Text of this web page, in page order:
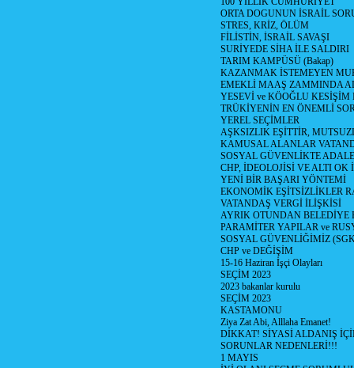
ORTA DOGUNUN İSRAİL
STRES, KRİZ, ÖLÜM
FİLİSTİN, İSRAİL SAVAŞI
SURİYEDE SİHA İLE SALDIRI
TARIM KAMPÜSÜ (Bakap)
KAZANMAK İSTEMEYEN
EMEKLİ MAAŞ ZAMMINDA
YESEVİ ve KÖOĞLU
TRÜKİYENİN EN ÖNEMLİ
YEREL SEÇİMLER
AŞKSIZLIK EŞİTTİR,
KAMUSAL ALANLAR
SOSYAL GÜVENLİKTE
CHP, İDEOLOJİSİ VE ALTI OK
YENİ BİR BAŞARI YÖNTEMİ
EKONOMİK EŞİTSİZLİKLER
VATANDAŞ VERGİ İLİŞKİSİ
AYRIK OTUNDAN
PARAMİTER YAPILAR ve
SOSYAL GÜVENLİĞİMİZ
CHP ve DEĞİŞİM
15-16 Haziran İşçi Olayları
SEÇİM 2023
2023 bakanlar kurulu
SEÇİM 2023
KASTAMONU
Ziya Zat Abi, Alllaha Emanet!
DİKKAT! SİYASİ ALDANIŞ
SORUNLAR NEDENLERİ!!!
1 MAYIS